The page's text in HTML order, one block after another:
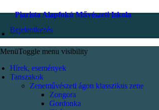
Piarista Alapfokú Művészeti Iskola
Bejelentkezés
MenüToggle menu visibility
Hírek, események
Tanszakok
Zeneművészeti ágon klasszikus zene
Zongora
Gordonka